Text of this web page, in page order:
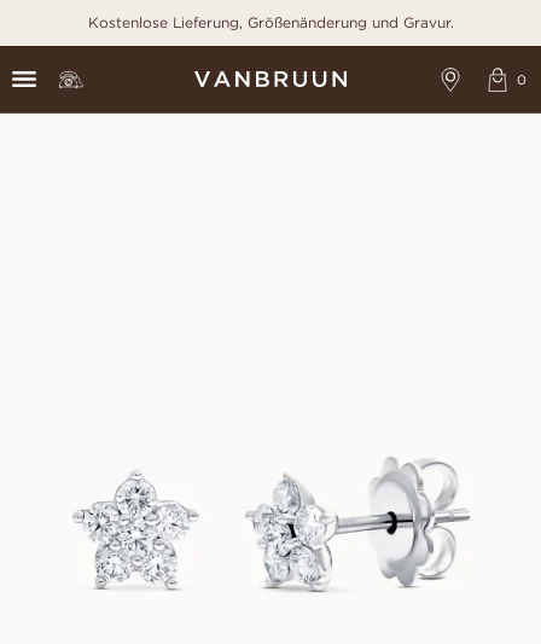
Kostenlose Lieferung, Größenänderung und Gravur.